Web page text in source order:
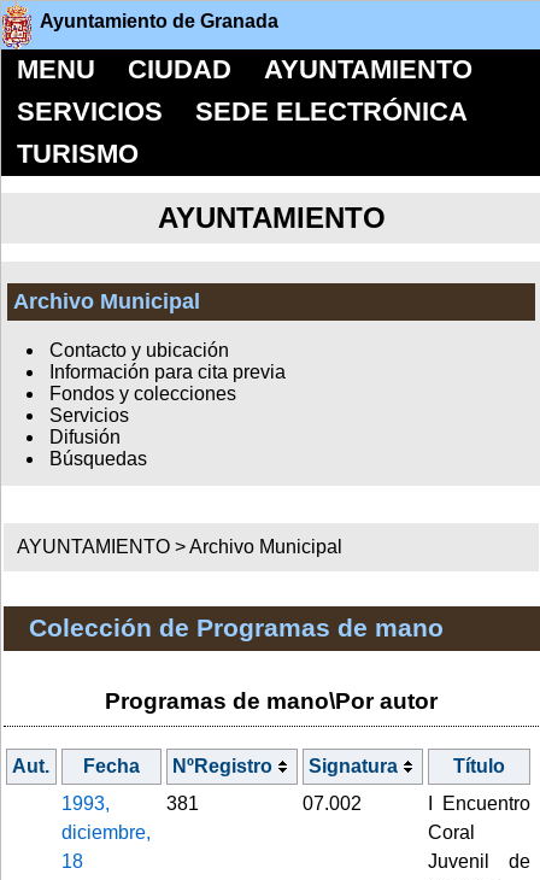
Ayuntamiento de Granada
MENU CIUDAD
AYUNTAMIENTO
SERVICIOS
SEDE ELECTRÓNICA
TURISMO
AYUNTAMIENTO
Archivo Municipal
Contacto y ubicación
Información para cita previa
Fondos y colecciones
Servicios
Difusión
Búsquedas
AYUNTAMIENTO >Archivo Municipal
Colección de Programas de mano
Programas de mano\Por autor
Aut. Fecha NºRegistro Signatura
Título
1993,
diciembre,
18
381 07.002
I Encuentro
Coral
Juvenil de